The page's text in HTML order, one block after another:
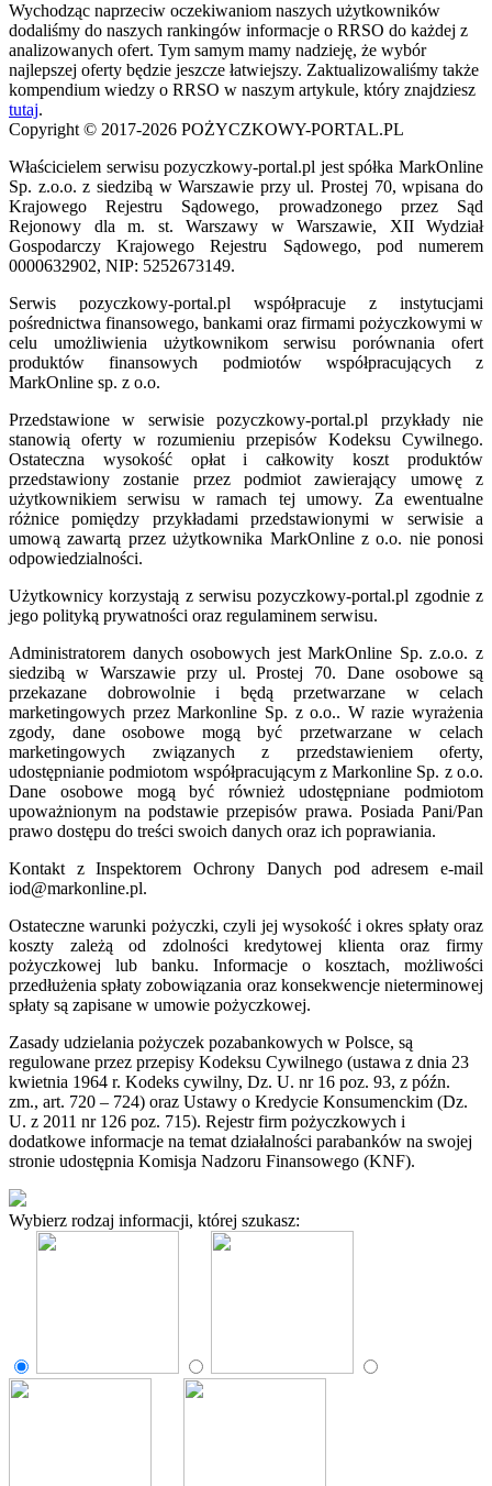
Wychodząc naprzeciw oczekiwaniom naszych użytkowników
dodaliśmy do naszych rankingów informacje o RRSO do każdej z
analizowanych ofert. Tym samym mamy nadzieję, że wybór
najlepszej oferty będzie jeszcze łatwiejszy. Zaktualizowaliśmy także
kompendium wiedzy o RRSO w naszym artykule, który znajdziesz
tutaj.
Copyright © 2017-2026 POŻYCZKOWY-PORTAL.PL
Właścicielem serwisu pozyczkowy-portal.pl jest spółka MarkOnline
Sp. z.o.o. z siedzibą w Warszawie przy ul. Prostej 70, wpisana do
Krajowego Rejestru Sądowego, prowadzonego przez Sąd
Rejonowy dla m. st. Warszawy w Warszawie, XII Wydział
Gospodarczy Krajowego Rejestru Sądowego, pod numerem
0000632902, NIP: 5252673149.
Serwis pozyczkowy-portal.pl współpracuje z instytucjami
pośrednictwa finansowego, bankami oraz firmami pożyczkowymi w
celu umożliwienia użytkownikom serwisu porównania ofert
produktów finansowych podmiotów współpracujących z
MarkOnline sp. z o.o.
Przedstawione w serwisie pozyczkowy-portal.pl przykłady nie
stanowią oferty w rozumieniu przepisów Kodeksu Cywilnego.
Ostateczna wysokość opłat i całkowity koszt produktów
przedstawiony zostanie przez podmiot zawierający umowę z
użytkownikiem serwisu w ramach tej umowy. Za ewentualne
różnice pomiędzy przykładami przedstawionymi w serwisie a
umową zawartą przez użytkownika MarkOnline z o.o. nie ponosi
odpowiedzialności.
Użytkownicy korzystają z serwisu pozyczkowy-portal.pl zgodnie z
jego polityką prywatności oraz regulaminem serwisu.
Administratorem danych osobowych jest MarkOnline Sp. z.o.o. z
siedzibą w Warszawie przy ul. Prostej 70. Dane osobowe są
przekazane dobrowolnie i będą przetwarzane w celach
marketingowych przez Markonline Sp. z o.o.. W razie wyrażenia
zgody, dane osobowe mogą być przetwarzane w celach
marketingowych związanych z przedstawieniem oferty,
udostępnianie podmiotom współpracującym z Markonline Sp. z o.o.
Dane osobowe mogą być również udostępniane podmiotom
upoważnionym na podstawie przepisów prawa. Posiada Pani/Pan
prawo dostępu do treści swoich danych oraz ich poprawiania.
Kontakt z Inspektorem Ochrony Danych pod adresem e-mail
iod@markonline.pl.
Ostateczne warunki pożyczki, czyli jej wysokość i okres spłaty oraz
koszty zależą od zdolności kredytowej klienta oraz firmy
pożyczkowej lub banku. Informacje o kosztach, możliwości
przedłużenia spłaty zobowiązania oraz konsekwencje nieterminowej
spłaty są zapisane w umowie pożyczkowej.
Zasady udzielania pożyczek pozabankowych w Polsce, są
regulowane przez przepisy Kodeksu Cywilnego (ustawa z dnia 23
kwietnia 1964 r. Kodeks cywilny, Dz. U. nr 16 poz. 93, z późn.
zm., art. 720 – 724) oraz Ustawy o Kredycie Konsumenckim (Dz.
U. z 2011 nr 126 poz. 715). Rejestr firm pożyczkowych i
dodatkowe informacje na temat działalności parabanków na swojej
stronie udostępnia Komisja Nadzoru Finansowego (KNF).
Wybierz rodzaj informacji, której szukasz: